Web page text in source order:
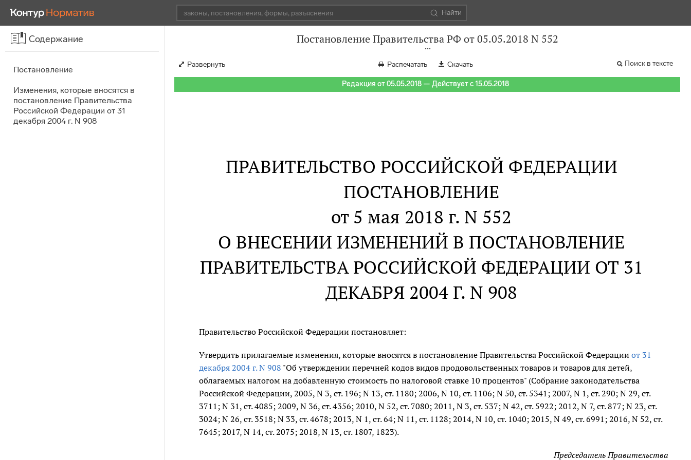
Найти
Содержание
Постановление
Изменения, которые вносятся в
постановление Правительства
Российской Федерации от 31
декабря 2004 г. N 908
Постановление Правительства РФ от 05.05.2018 N 552
Развернуть Распечатать Скачать Поиск в тексте
Редакция от 05.05.2018 — Действует с 15.05.2018
ПРАВИТЕЛЬСТВО РОССИЙСКОЙ ФЕДЕРАЦИИ
ПОСТАНОВЛЕНИЕ
от 5 мая 2018 г. N 552
О ВНЕСЕНИИ ИЗМЕНЕНИЙ В ПОСТАНОВЛЕНИЕ
ПРАВИТЕЛЬСТВА РОССИЙСКОЙ ФЕДЕРАЦИИ ОТ 31
ДЕКАБРЯ 2004 Г. N 908
Правительство Российской Федерации постановляет:
Утвердить прилагаемые изменения, которые вносятся в постановление Правительства Российской Федерацииот 31
декабря 2004 г. N 908 "Об утверждении перечней кодов видов продовольственных товаров и товаров для детей,
облагаемых налогом на добавленную стоимость по налоговой ставке 10 процентов" (Собрание законодательства
Российской Федерации, 2005, N 3, ст. 196; N 13, ст. 1180; 2006, N 10, ст. 1106; N 50, ст. 5341; 2007, N 1, ст. 290; N 29, ст.
3711; N 31, ст. 4085; 2009, N 36, ст. 4356; 2010, N 52, ст. 7080; 2011, N 3, ст. 537; N 42, ст. 5922; 2012, N 7, ст. 877; N 23, ст.
3024; N 26, ст. 3518; N 33, ст. 4678; 2013, N 1, ст. 64; N 11, ст. 1128; 2014, N 10, ст. 1040; 2015, N 49, ст. 6991; 2016, N 52, ст.
7645; 2017, N 14, ст. 2075; 2018, N 13, ст. 1807, 1823).
Председатель Правительства